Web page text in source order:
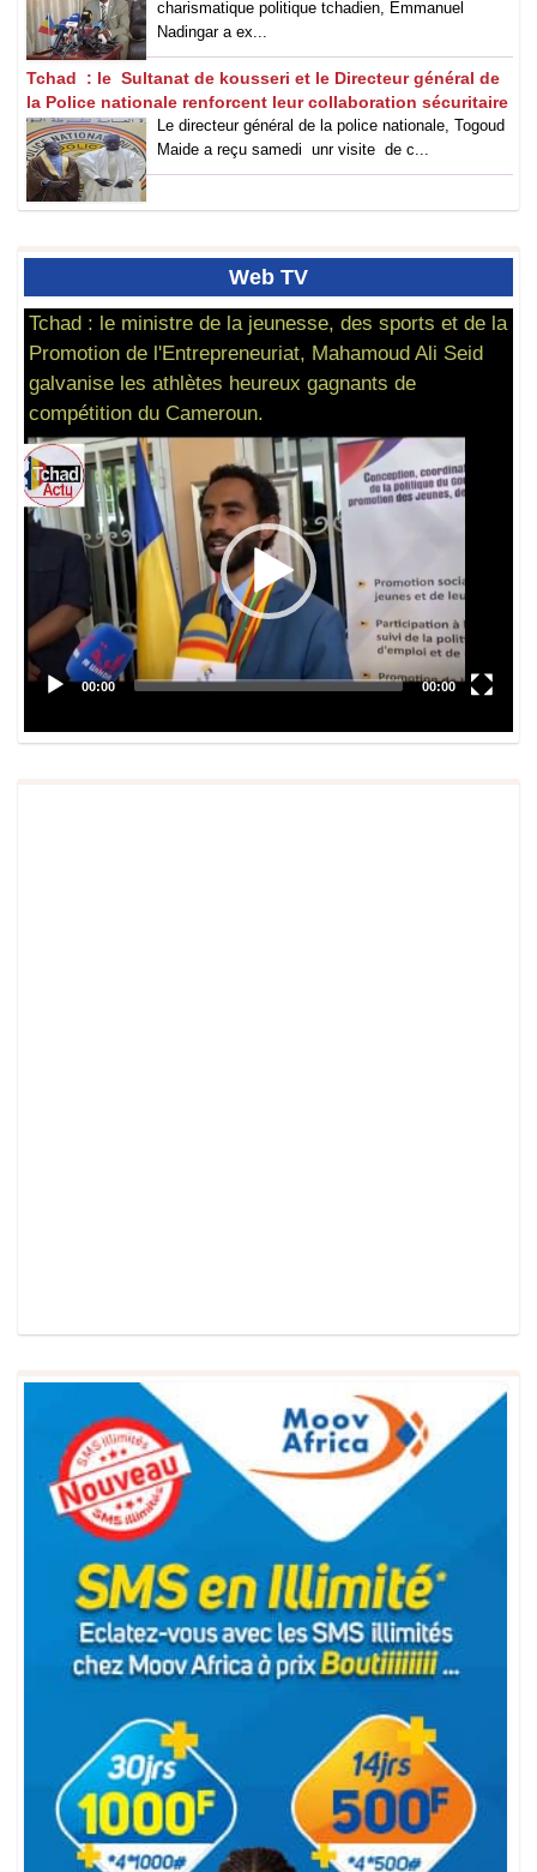
charismatique politique tchadien, Emmanuel
Nadingar a ex...
Tchad : le Sultanat de kousseri et le Directeur général de
la Police nationale renforcent leur collaboration sécuritaire
Le directeur général de la police nationale, Togoud
Maide a reçu samedi unr visite de c...
Web TV
Tchad : le ministre de la jeunesse, des sports et de la
Promotion de l'Entrepreneuriat, Mahamoud Ali Seid
galvanise les athlètes heureux gagnants de
compétition du Cameroun.